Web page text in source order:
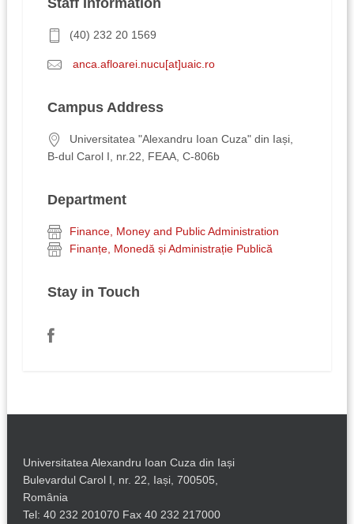
(40) 232 20 1569
anca.afloarei.nucu[at]uaic.ro
Campus Address
Universitatea "Alexandru Ioan Cuza" din Iași,
B-dul Carol I, nr.22, FEAA, C-806b
Department
Finance, Money and Public Administration
Finanțe, Monedă și Administrație Publică
Stay in Touch
Universitatea Alexandru Ioan Cuza din Iași
Bulevardul Carol I, nr. 22, Iași, 700505,
România
Tel: 40 232 201070 Fax 40 232 217000